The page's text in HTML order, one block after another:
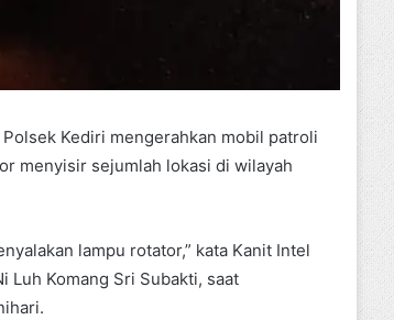
Kediri mengerahkan mobil patroli
menyisir sejumlah lokasi di wilayah
lampu rotator,” kata Kanit Intel
Luh Komang Sri Subakti, saat